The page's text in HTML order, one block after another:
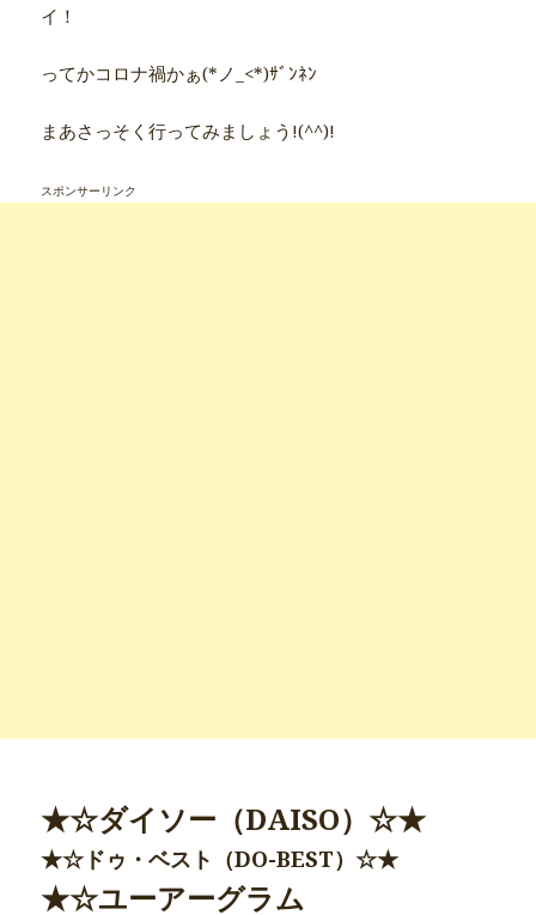
イ！
ってかコロナ禍かぁ(*ノ_<*)ｻﾞﾝﾈﾝ
まあさっそく行ってみましょう!(^^)!
スポンサーリンク
★☆ダイソー（DAISO）☆★
★☆ドゥ・ベスト（DO-BEST）☆★
★☆ユーアーグラム